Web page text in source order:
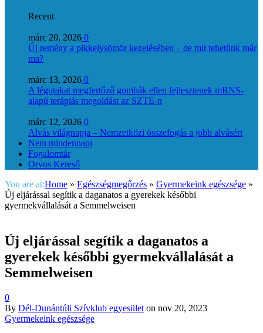
Recent
márc 20, 2026 0
Új remény a pikkelysömör kezelésében – de mit tehetünk már
ma?
márc 13, 2026 0
A légutakat megfertőző gombák ellen fejlesztenek mRNS-
alapú terápiás megoldást az SZTE-n
márc 12, 2026 0
Alvás világnapja – Nemzetközi összefogás a jobb alvásért
Nem mindennapi
Fogalomtár
Orvos Kereső
You are at:Home » Egészségmegőrzés » Gyermekeink egészsége »
Új eljárással segítik a daganatos a gyerekek későbbi
gyermekvállalását a Semmelweisen
Új eljárással segítik a daganatos a
gyerekek későbbi gyermekvállalását a
Semmelweisen
0
By Dél-Dunántúli Szívklub egyesület on nov 20, 2023
Gyermekeink egészsége